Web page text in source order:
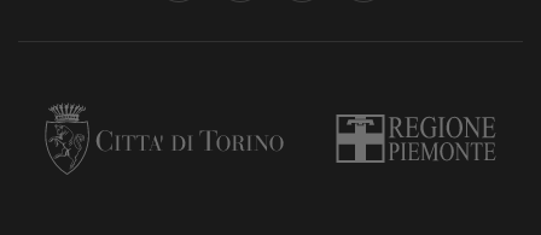
Regione Piemonte